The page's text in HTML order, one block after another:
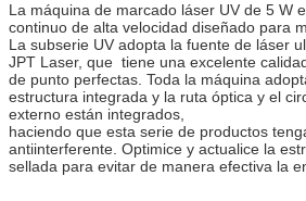
La máquina de marcado láser UV de 5 W
continuo de alta velocidad diseñado para
La subserie UV adopta la fuente de láser
JPT Laser, que tiene una excelente
de punto perfectas. Toda la máquina
estructura integrada y la ruta óptica y el
externo están integrados,
haciendo que esta serie de productos
antiinterferente. Optimice y actualice la
sellada para evitar de manera efectiva la